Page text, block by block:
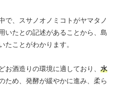
で、スサノオノミコトがヤマタノ
いたとの記述があることから、島
たことがわかります。
酒造りの環境に適しており、 水
ため、発酵が緩やかに進み、柔ら